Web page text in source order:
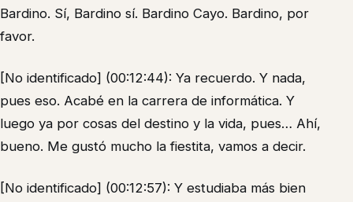
Bardino. Sí, Bardino sí. Bardino Cayo. Bardino, por
favor.
[No identificado] (00:12:44): Ya recuerdo. Y nada,
pues eso. Acabé en la carrera de informática. Y
luego ya por cosas del destino y la vida, pues… Ahí,
bueno. Me gustó mucho la fiestita, vamos a decir.
[No identificado] (00:12:57): Y estudiaba más bien